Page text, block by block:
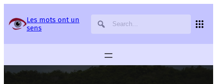
Les mots ont un
sens
Panneau de gestion des services